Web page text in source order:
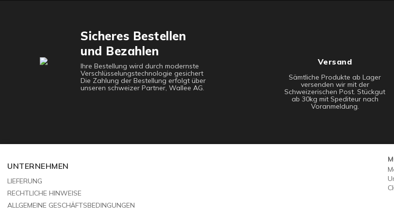
Sicheres Bestellen
und Bezahlen
Ihre Bestellung wird durch modernste
Verschlüsselungstechnologie gesichert
Die Zahlung der Bestellung erfolgt über
unseren schweizer Partner, Wallee AG.
Versand
Sämtliche Produkte ab Lager
versenden wir mit der
Schweizerischen Post. Stückgut
ab 30kg mit Spediteur nach
Voranmeldung.
UNTERNEHMEN
LIEFERUNG
RECHTLICHE HINWEISE
ALLGEMEINE GESCHÄFTSBEDINGUNGEN